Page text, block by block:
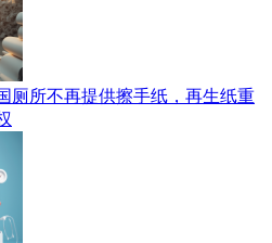
厕所不再提供擦手纸，再生纸重